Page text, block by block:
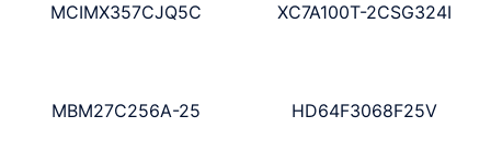
MCIMX357CJQ5C XC7A100T-2CSG324I
MBM27C256A-25 HD64F3068F25V